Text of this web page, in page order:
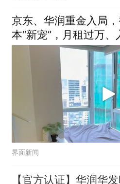
京东、华润重金入局
本“新宠”，月租过万、
火
界面新闻
【官方认证】华润华